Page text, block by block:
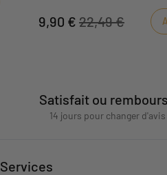
9,90 € 22,49 €
Satisfait ou
14 jours pour changer d'avis
Services